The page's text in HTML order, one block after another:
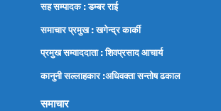
सह सम्पादक : डम्बर राई
समाचार प्रमुख : खगेन्द्र कार्की
प्रमुख सम्वाददाता : शिवप्रसाद आचार्य
कानुनी सल्लाहकार :अधिवक्तासन्तोष ढकाल
समाचार